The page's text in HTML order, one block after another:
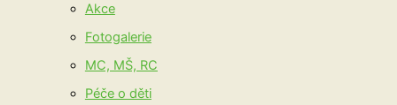
Akce
Fotogalerie
MC, MŠ, RC
Péče o děti